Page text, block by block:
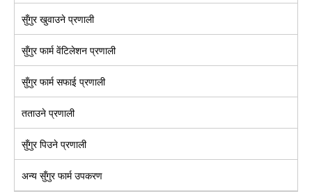
सुँगुर खुवाउने प्रणाली
सुँगुर फार्म वेंटिलेशन प्रणाली
सुँगुर फार्म सफाई प्रणाली
तताउने प्रणाली
सुँगुर पिउने प्रणाली
अन्य सुँगुर फार्म उपकरण